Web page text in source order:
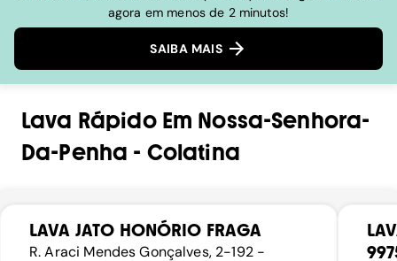
agora em menos de 2 minutos!
SAIBA MAIS
Lava RápidoEm Nossa-Senhora-
Da-Penha - Colatina
LAVA JATO HONÓRIO FRAGA
R. Araci Mendes Gonçalves, 2-192 -